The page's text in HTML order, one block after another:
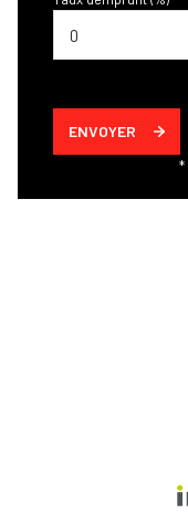
ENVOYER
*